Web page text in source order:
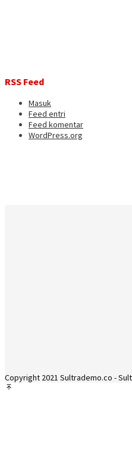
RSS Feed
Masuk
Feed entri
Feed komentar
WordPress.org
Copyright 2021 Sultrademo.co -